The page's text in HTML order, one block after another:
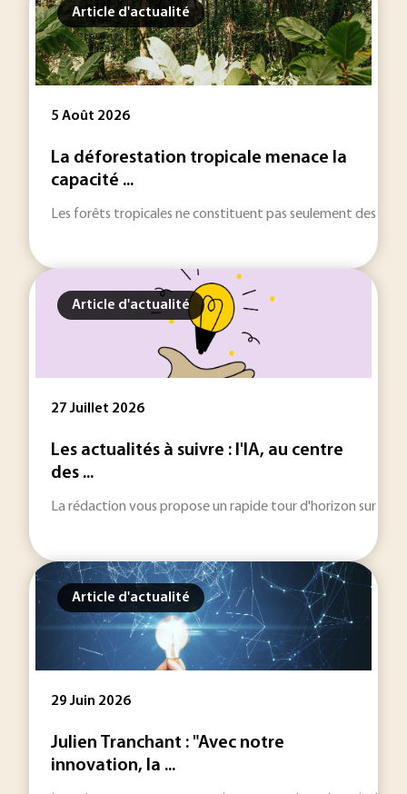
Article d'actualité
5 Août 2026
La déforestation tropicale menace la
capacité ...
Les forêts tropicales ne constituent pas seulement des
Article d'actualité
27 Juillet 2026
Les actualités à suivre : l'IA, au centre
des ...
La rédaction vous propose un rapide tour d'horizon sur les
Article d'actualité
29 Juin 2026
Julien Tranchant : "Avec notre
innovation, la ...